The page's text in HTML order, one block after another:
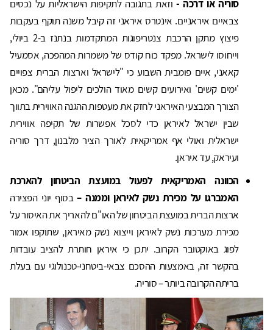
סוריה או דרכה - וזאת בתגובה לתקיפות הישראליות על נכסים
צבאיים איראניים. אינטרס איראני זה קיבל משנה תוקף בעקבות
פיצוץ מתקן הרכבת צנטריפוגות המתקדמות בנתנז ב-2 ביולי,
וייחוסו לישראל. מפקד כוח קודס של משמרות המהפכה, אסמעיל
קאאני, איים פומבית השבוע כי "לישראל וארצות הברית צפויים
'ימים קשים' ואירועים קשים מאוד הולכים ליפול עליהם". מכאן
הצורך המבצעי האיראני לחזק את מעטפות ההגנה האווירית בתווך
שבין ישראל לאיראן כדי לסכל אפשרות של תקיפה אווירית
ישראלית ואולי אף אמריקאית לאורך הציר מלבנון, דרך סוריה
ועיראק, עד איראן.
הכוונה האמריקאית לפעול במועצת הביטחון להארכת
האמברגו על מכירת נשק לאיראן וממנה –בסוף יוני הפצירה
ארצות הברית במועצת הביטחון של האו"ם להאריך את האיסור על
מכירת מערכות נשק לאיראן וייצוא נשק מאיראן, שתוקפו אמור
לפוג באוקטובר הקרוב. יתכן כי איראן חותרת להציב עובדות
בהקשר זה, באמצעות ההסכם צבאי-ביטחני-טכנולוגי עם בעלת
בריתה הקרובה ביותר – סוריה.